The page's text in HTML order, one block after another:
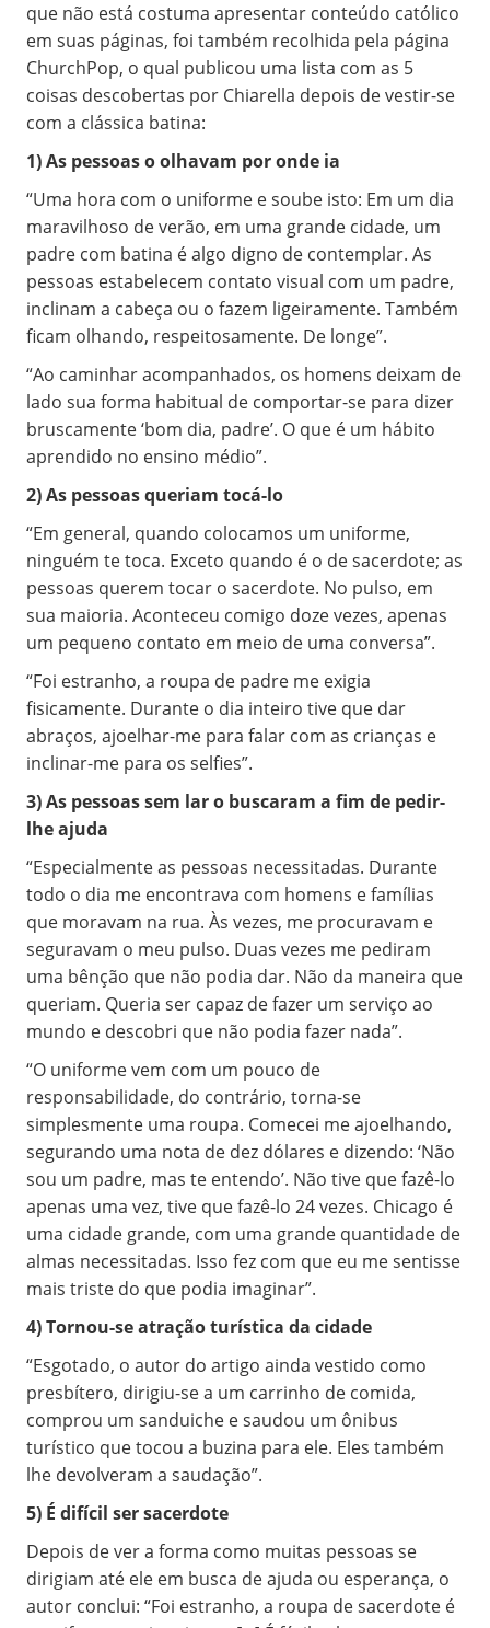
que não está costuma apresentar conteúdo católico
em suas páginas, foi também recolhida pela página
ChurchPop, o qual publicou uma lista com as 5
coisas descobertas por Chiarella depois de vestir-se
com a clássica batina:
1) As pessoas o olhavam por onde ia
“Uma hora com o uniforme e soube isto: Em um dia
maravilhoso de verão, em uma grande cidade, um
padre com batina é algo digno de contemplar. As
pessoas estabelecem contato visual com um padre,
inclinam a cabeça ou o fazem ligeiramente. Também
ficam olhando, respeitosamente. De longe”.
“Ao caminhar acompanhados, os homens deixam de
lado sua forma habitual de comportar-se para dizer
bruscamente ‘bom dia, padre’. O que é um hábito
aprendido no ensino médio”.
2) As pessoas queriam tocá-lo
“Em general, quando colocamos um uniforme,
ninguém te toca. Exceto quando é o de sacerdote; as
pessoas querem tocar o sacerdote. No pulso, em
sua maioria. Aconteceu comigo doze vezes, apenas
um pequeno contato em meio de uma conversa”.
“Foi estranho, a roupa de padre me exigia
fisicamente. Durante o dia inteiro tive que dar
abraços, ajoelhar-me para falar com as crianças e
inclinar-me para os selfies”.
3) As pessoas sem lar o buscaram a fim de pedir-
lhe ajuda
“Especialmente as pessoas necessitadas. Durante
todo o dia me encontrava com homens e famílias
que moravam na rua. Às vezes, me procuravam e
seguravam o meu pulso. Duas vezes me pediram
uma bênção que não podia dar. Não da maneira que
queriam. Queria ser capaz de fazer um serviço ao
mundo e descobri que não podia fazer nada”.
“O uniforme vem com um pouco de
responsabilidade, do contrário, torna-se
simplesmente uma roupa. Comecei me ajoelhando,
segurando uma nota de dez dólares e dizendo: ‘Não
sou um padre, mas te entendo’. Não tive que fazê-lo
apenas uma vez, tive que fazê-lo 24 vezes. Chicago é
uma cidade grande, com uma grande quantidade de
almas necessitadas. Isso fez com que eu me sentisse
mais triste do que podia imaginar”.
4) Tornou-se atração turística da cidade
“Esgotado, o autor do artigo ainda vestido como
presbítero, dirigiu-se a um carrinho de comida,
comprou um sanduiche e saudou um ônibus
turístico que tocou a buzina para ele. Eles também
lhe devolveram a saudação”.
5) É difícil ser sacerdote
Depois de ver a forma como muitas pessoas se
dirigiam até ele em busca de ajuda ou esperança, o
autor conclui: “Foi estranho, a roupa de sacerdote é